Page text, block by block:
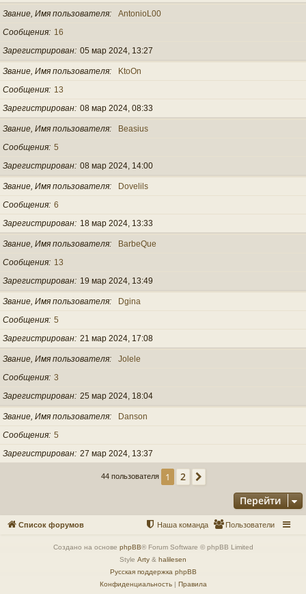
Звание, Имя пользователя
AntonioL00
Сообщения
16
Зарегистрирован 05 мар 2024, 13:27
Звание, Имя пользователя
KtoOn
Сообщения
13
Зарегистрирован 08 мар 2024, 08:33
Звание, Имя пользователя
Beasius
Сообщения 5
Зарегистрирован 08 мар 2024, 14:00
Звание, Имя пользователя
Dovelils
Сообщения 6
Зарегистрирован
18 мар 2024, 13:33
Звание, Имя пользователя
BarbeQue
Сообщения
13
Зарегистрирован
19 мар 2024, 13:49
Звание, Имя пользователя
Dgina
Сообщения 5
Зарегистрирован 21 мар 2024, 17:08
Звание, Имя пользователя
Jolele
Сообщения 3
Зарегистрирован 25 мар 2024, 18:04
Звание, Имя пользователя
Danson
Сообщения 5
Зарегистрирован 27 мар 2024, 13:37
44 пользователя 1 2
Перейти
Список форумов Пользователи
Наша команда
Создано на основе phpBB® Forum Software © phpBB Limited
Style Arty & halilesen
Русская поддержка phpBB
Конфиденциальность| Правила